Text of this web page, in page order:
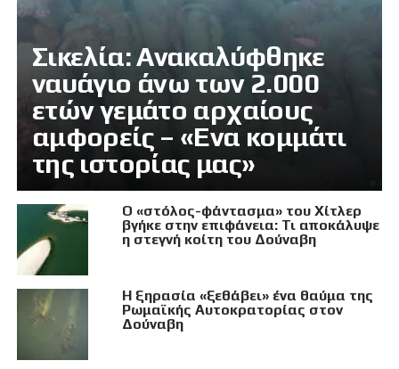
Σικελία: Ανακαλύφθηκε
ναυάγιο άνω των 2.000
ετών γεμάτο αρχαίους
αμφορείς – «Ενα κομμάτι
της ιστορίας μας»
Ο «στόλος-φάντασμα» του Χίτλερ
βγήκε στην επιφάνεια: Τι αποκάλυψε
η στεγνή κοίτη του Δούναβη
Η ξηρασία «ξεθάβει» ένα θαύμα της
Ρωμαϊκής Αυτοκρατορίας στον
Δούναβη